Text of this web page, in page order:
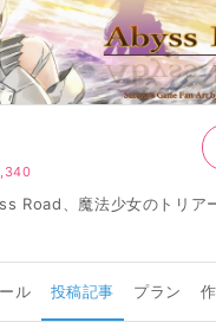
Road、魔法少女のトリア
ル 投稿記事 プラン